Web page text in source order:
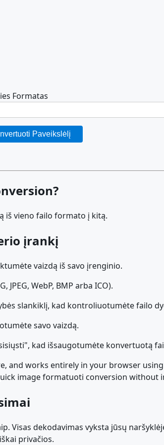
Formatas
Paveikslėlį
iš vieno failo formato į kitą.
įrankį
vaizdą iš savo įrenginio.
WebP, BMP arba ICO).
slankiklį, kad kontroliuotumėte failo
savo vaizdą.
kad išsaugotumėte konvertuotą
and works entirely in your browser
image formatuoti conversion without
Visas dekodavimas vyksta jūsų
privačios.